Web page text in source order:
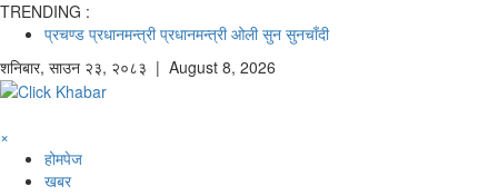
TRENDING :
प्रचण्ड प्रधानमन्त्री प्रधानमन्त्री ओली सुन सुनचाँदी
शनिबार, साउन २३, २०८३ | August 8, 2026
×
होमपेज
खबर